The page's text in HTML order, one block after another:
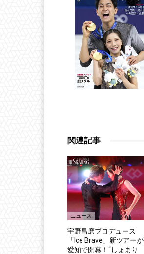
関連記事
ニュース
宇野昌磨プロデュース
「Ice Brave」新ツアーが
愛知で開幕！“しょまり